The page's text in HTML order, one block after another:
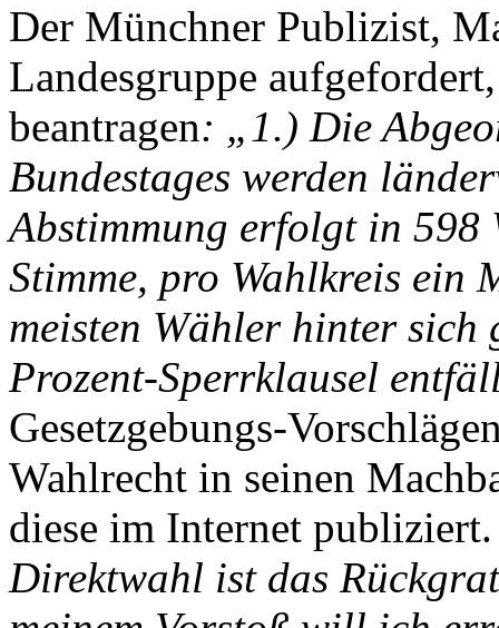
Der Münchner Publizist,
Landesgruppe
beantragen: „1.) Die
Bundestages werden
Abstimmung erfolgt in 598
Stimme, pro Wahlkreis ein
meisten Wähler hinter
Prozent-Sperrklausel
Gesetzgebungs-
Wahlrecht in seinen
diese im Internet
Direktwahl ist das